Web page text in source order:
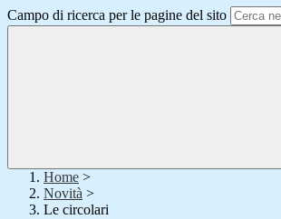
Campo di ricerca per le pagine del sito
Home >
Novità >
Le circolari